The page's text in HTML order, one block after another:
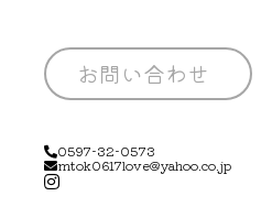
お問い合わせ
0597-32-0573
mtok0617love@yahoo.co.jp